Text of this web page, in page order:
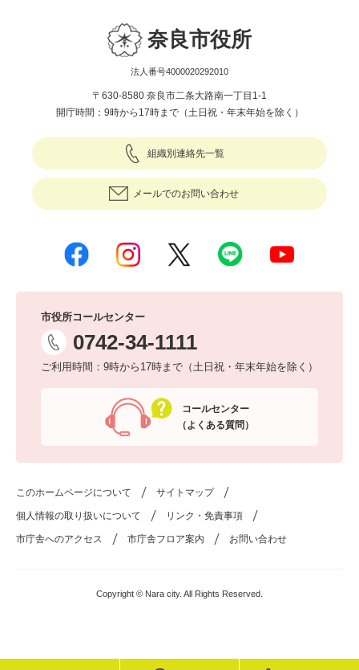
奈良市役所
法人番号4000020292010
〒630-8580 奈良市二条大路南一丁目1-1
開庁時間：9時から17時まで（土日祝・年末年始を除く）
組織別連絡先一覧
メールでのお問い合わせ
市役所コールセンター
0742-34-1111
ご利用時間：9時から17時まで（土日祝・年末年始を除く）
コールセンター
（よくある質問）
このホームページについて サイトマップ
個人情報の取り扱いについて リンク・免責事項
市庁舎へのアクセス 市庁舎フロア案内 お問い合わせ
Copyright © Nara city. All Rights Reserved.